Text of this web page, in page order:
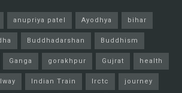
anupriya patel Ayodhya bihar
Buddhadarshan Buddhism
Ganga gorakhpur Gujrat health
Indian Train Irctc journey